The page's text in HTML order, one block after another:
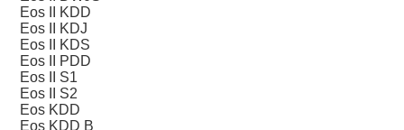
Eos II KDD
Eos II KDJ
Eos II KDS
Eos II PDD
Eos II S1
Eos II S2
Eos KDD
Eos KDD B